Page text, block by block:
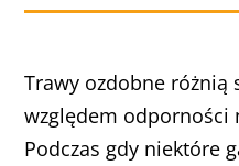
Trawy ozdobne różnią
względem odporności
Podczas gdy niektóre